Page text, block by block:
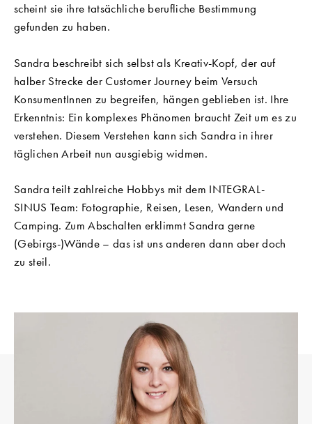
scheint sie ihre tatsächliche berufliche Bestimmung
gefunden zu haben.
Sandra beschreibt sich selbst als Kreativ-Kopf, der auf
halber Strecke der Customer Journey beim Versuch
KonsumentInnen zu begreifen, hängen geblieben ist. Ihre
Erkenntnis: Ein komplexes Phänomen braucht Zeit um es zu
verstehen. Diesem Verstehen kann sich Sandra in ihrer
täglichen Arbeit nun ausgiebig widmen.
Sandra teilt zahlreiche Hobbys mit dem INTEGRAL-
SINUS Team: Fotographie, Reisen, Lesen, Wandern und
Camping. Zum Abschalten erklimmt Sandra gerne
(Gebirgs-)Wände – das ist uns anderen dann aber doch
zu steil.